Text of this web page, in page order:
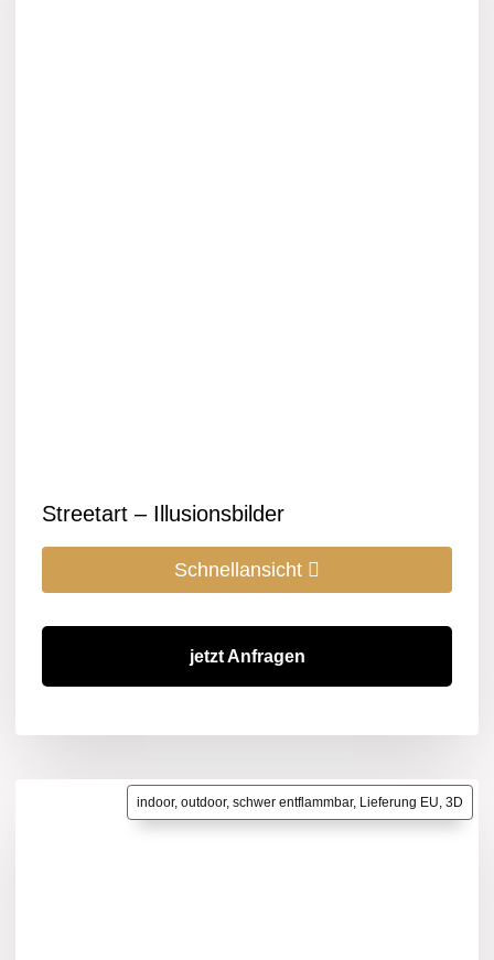
Streetart – Illusionsbilder
Schnellansicht
jetzt Anfragen
indoor, outdoor, schwer entflammbar, Lieferung EU, 3D